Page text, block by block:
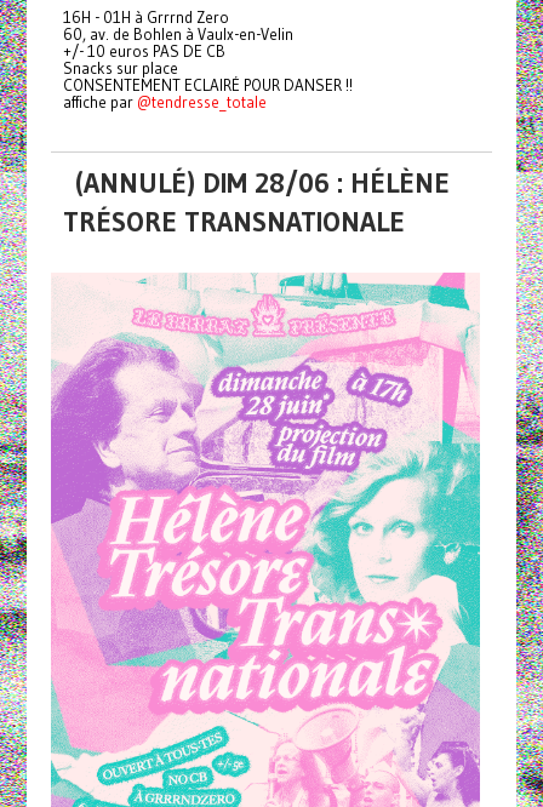
16H - 01H à Grrrnd Zero
60, av. de Bohlen à Vaulx-en-Velin
+/- 10 euros PAS DE CB
Snacks sur place
CONSENTEMENT ECLAIRÉ POUR DANSER !!
affiche par @tendresse_totale
(ANNULÉ) DIM 28/06 : HÉLÈNE
TRÉSORE TRANSNATIONALE